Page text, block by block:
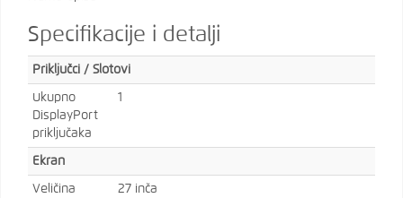
Specifikacije i detalji
Priključci / Slotovi
Ukupno
DisplayPort
priključaka
1
Ekran
Veličina
27 inča